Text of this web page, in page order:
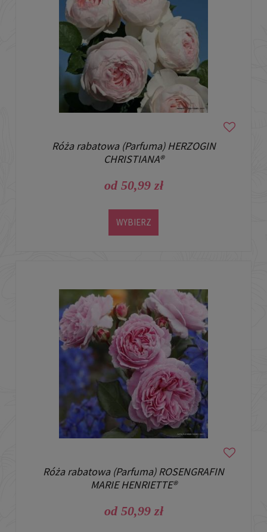
Róża rabatowa (Parfuma) HERZOGIN
CHRISTIANA®
od 50,99 zł
WYBIERZ
Róża rabatowa (Parfuma) ROSENGRAFIN
MARIE HENRIETTE®
od 50,99 zł